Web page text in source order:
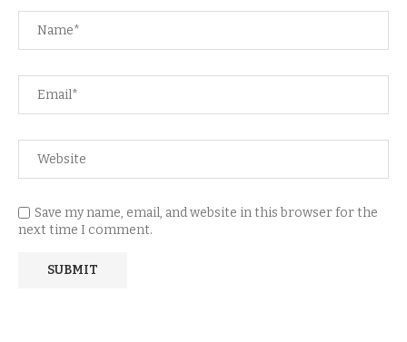
Save my name, email, and website in this browser for the
next time I comment.